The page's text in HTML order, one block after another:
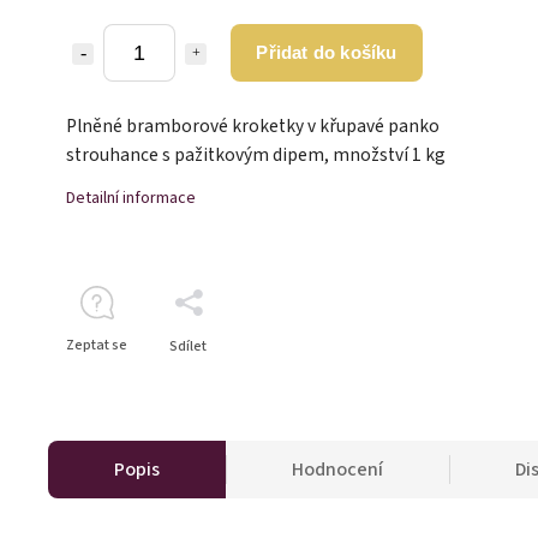
Přidat do košíku
Plněné bramborové kroketky v křupavé panko
strouhance s pažitkovým dipem, množství 1 kg
Detailní informace
Zeptat se Sdílet
Popis Hodnocení